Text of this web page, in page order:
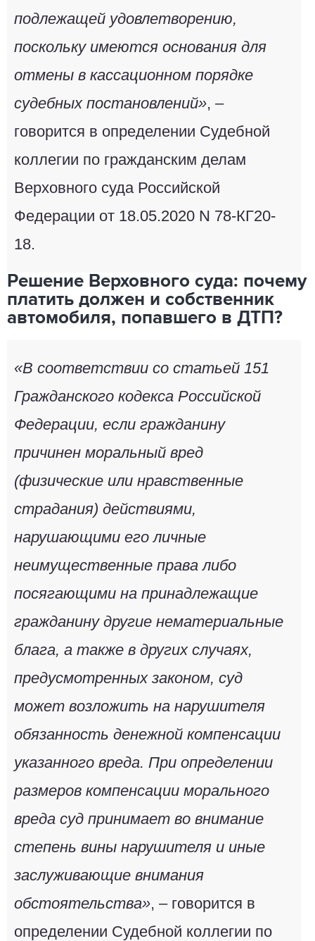
подлежащей удовлетворению,
поскольку имеются основания для
отмены в кассационном порядке
судебных постановлений», –
говорится в определении Судебной
коллегии по гражданским делам
Верховного суда Российской
Федерации от 18.05.2020 N 78-КГ20-
18.
Решение Верховного суда: почему
платить должен и собственник
автомобиля, попавшего в ДТП?
«В соответствии со статьей 151
Гражданского кодекса Российской
Федерации, если гражданину
причинен моральный вред
(физические или нравственные
страдания) действиями,
нарушающими его личные
неимущественные права либо
посягающими на принадлежащие
гражданину другие нематериальные
блага, а также в других случаях,
предусмотренных законом, суд
может возложить на нарушителя
обязанность денежной компенсации
указанного вреда. При определении
размеров компенсации морального
вреда суд принимает во внимание
степень вины нарушителя и иные
заслуживающие внимания
обстоятельства», – говорится в
определении Судебной коллегии по